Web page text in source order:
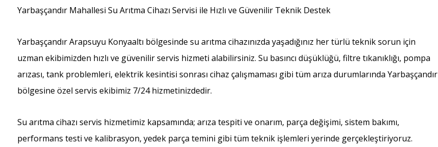
Yarbaşçandır Mahallesi Su Arıtma Cihazı Servisi ile Hızlı ve Güvenilir Teknik Destek
Yarbaşçandır Arapsuyu Konyaaltı bölgesinde su arıtma cihazınızda yaşadığınız her türlü teknik sorun için
uzman ekibimizden hızlı ve güvenilir servis hizmeti alabilirsiniz. Su basıncı düşüklüğü, filtre tıkanıklığı, pompa
arızası, tank problemleri, elektrik kesintisi sonrası cihaz çalışmaması gibi tüm arıza durumlarında Yarbaşçandır
bölgesine özel servis ekibimiz 7/24 hizmetinizdedir.
Su arıtma cihazı servis hizmetimiz kapsamında; arıza tespiti ve onarım, parça değişimi, sistem bakımı,
performans testi ve kalibrasyon, yedek parça temini gibi tüm teknik işlemleri yerinde gerçekleştiriyoruz.